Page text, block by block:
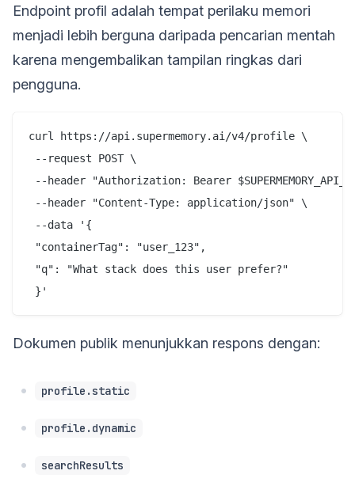
Endpoint profil adalah tempat perilaku memori
menjadi lebih berguna daripada pencarian mentah
karena mengembalikan tampilan ringkas dari
pengguna.
curl https://api.supermemory.ai/v4/profile \
--request POST \
--header "Authorization: Bearer
--header "Content-Type: application/json" \
--data '{
"containerTag": "user_123",
"q": "What stack does this user prefer?"
Dokumen publik menunjukkan respons dengan:
profile.static
profile.dynamic
searchResults